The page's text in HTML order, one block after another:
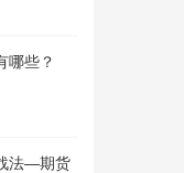
哪些？
法—期货